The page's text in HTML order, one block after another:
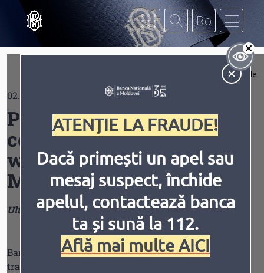
Mergi la conţinutul principal
Inversiune Animațiile
ATENȚIE LA FRAUDE!
Dacă primești un apel sau
mesaj suspect, închide
apelul, contactează banca
ta și sună la 112.
Află mai multe AICI
Extinde
02.01.2026
Politica de utilizare a
cookie-urilor pe pagina
web a Băncii Naționale a
Moldovei www.bnm.md
Ultima actualizare: ianuarie 2026
Banca Națională a Moldovei („BNM”) își asumă
transparența privind modul în care utilizează cookie-